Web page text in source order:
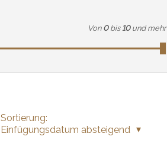
Von 0 bis 10 und mehr
Sortierung:
Einfügungsdatum absteigend